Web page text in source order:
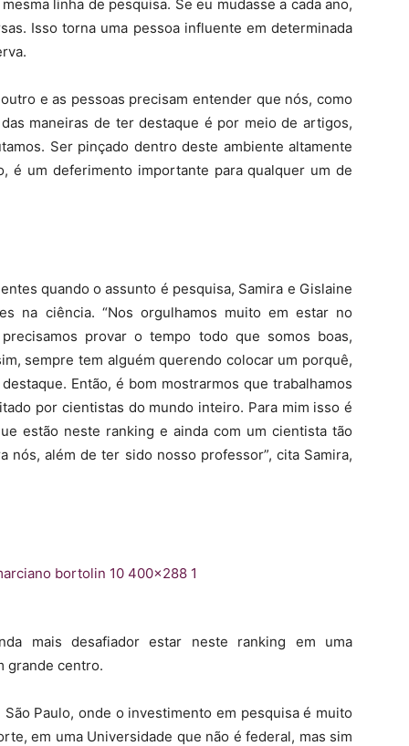
linha de pesquisa. Se eu mudasse a cada ano,
Isso torna uma pessoa influente em determinada
e as pessoas precisam entender que nós, como
maneiras de ter destaque é por meio de artigos,
Ser pinçado dentro deste ambiente altamente
é um deferimento importante para qualquer um de
quando o assunto é pesquisa, Samira e Gislaine
na ciência. “Nos orgulhamos muito em estar no
provar o tempo todo que somos boas,
sempre tem alguém querendo colocar um porquê,
Então, é bom mostrarmos que trabalhamos
por cientistas do mundo inteiro. Para mim isso é
estão neste ranking e ainda com um cientista tão
nós, além de ter sido nosso professor”, cita Samira,
mais desafiador estar neste ranking em uma
grande centro.
Paulo, onde o investimento em pesquisa é muito
em uma Universidade que não é federal, mas sim